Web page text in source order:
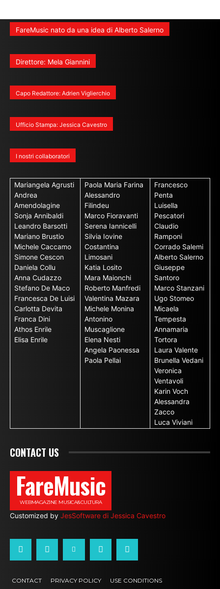
FareMusic nato da una idea di Alberto Salerno
Direttore: Mela Giannini
Capo Redattore: Adrien Viglierchio
Ufficio Stampa: Jessica Cavestro
I nostri collaboratori
Mariangela Agrusti
Andrea
Amendolagine
Sonja Annibaldi
Leandro Barsotti
Mariano Brustio
Michele Caccamo
Simone Cescon
Daniela Collu
Anna Cudazzo
Stefano De Maco
Francesca De Luisi
Carlotta Devita
Franca Dini
Athos Enrile
Elisa Enrile
Paola Maria Farina
Alessandro
Filindeu
Marco Fioravanti
Serena Iannicelli
Silvia Iovine
Costantina
Limosani
Katia Losito
Mara Maionchi
Roberto Manfredi
Valentina Mazara
Michele Monina
Antonino
Muscaglione
Elena Nesti
Angela Paonessa
Paola Pellai
Francesco
Penta
Luisella
Pescatori
Claudio
Ramponi
Corrado Salemi
Alberto Salerno
Giuseppe
Santoro
Marco Stanzani
Ugo Stomeo
Micaela
Tempesta
Annamaria
Tortora
Laura Valente
Brunella Vedani
Veronica
Ventavoli
Karin Voch
Alessandra
Zacco
Luca Viviani
CONTACT US
FareMusic
WEBMAGAZINE MUSICA&CULTURA
Customized by JesSoftware di Jessica Cavestro
CONTACT PRIVACY POLICY USE CONDITIONS